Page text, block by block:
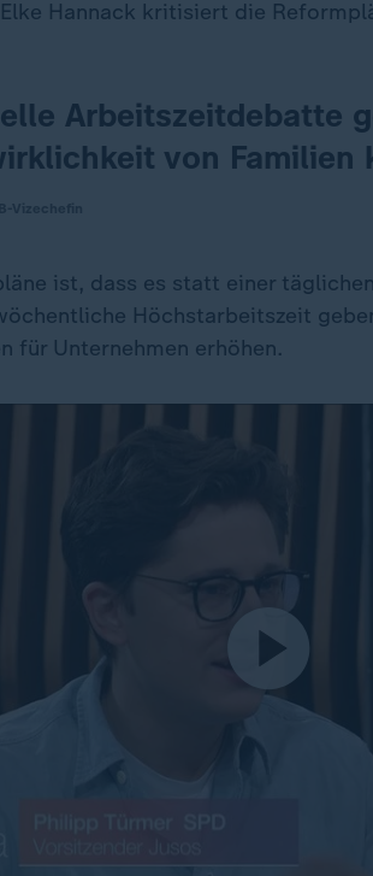
Hannack kritisiert die
Arbeitszeitdebatte
von Familien
ist, dass es statt einer
Höchstarbeitszeit
für Unternehmen erhöhen.